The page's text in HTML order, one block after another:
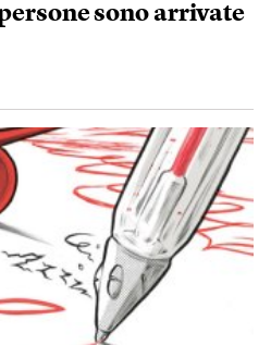
sono arrivate